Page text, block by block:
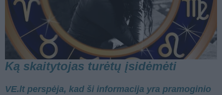
Ką skaitytojas turėtų įsidėmėti
VE.lt perspėja, kad ši informacija yra pramoginio